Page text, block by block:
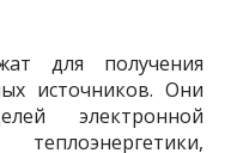
для получения
источников. Они
электронной